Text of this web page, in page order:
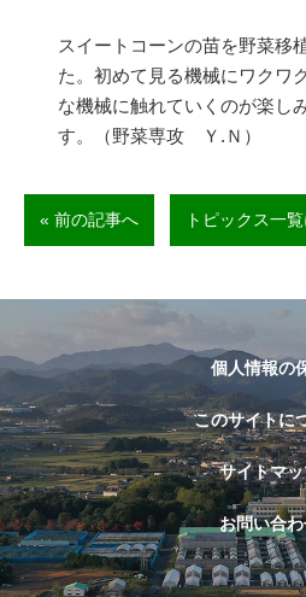
スイートコーンの苗を野菜移
た。初めて見る機械にワクワ
な機械に触れていくのが楽し
す。（野菜専攻 Ｙ . Ｎ）
« 前の記事へ トピックス一
個人情報の
このサイトに
サイトマ
お問い合